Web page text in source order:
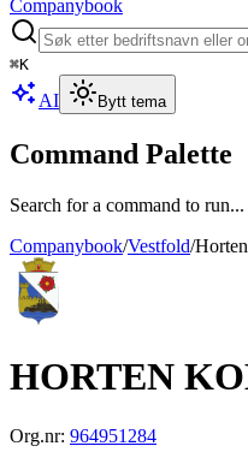
Companybook
⌘K
AI Bytt tema
Command Palette
Search for a command to run...
Companybook/Vestfold/Horten
HORTEN
Org.nr: 964951284